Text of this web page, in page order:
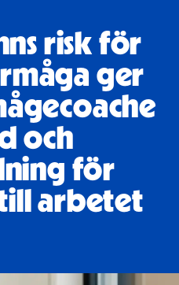
risk för
ger
och
för
arbetet